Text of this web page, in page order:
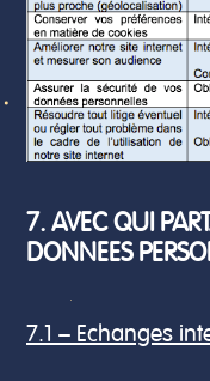
7. AVEC QUI
DONNEES
7.1 – Echanges